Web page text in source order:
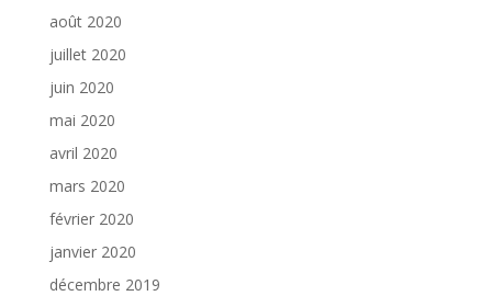
août 2020
juillet 2020
juin 2020
mai 2020
avril 2020
mars 2020
février 2020
janvier 2020
décembre 2019